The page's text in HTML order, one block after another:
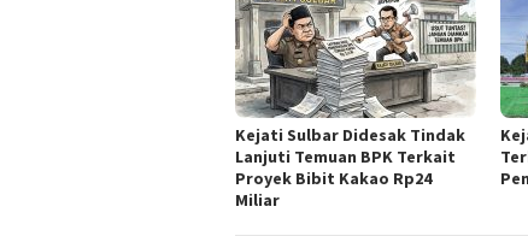
Kejati Sulbar Didesak Tindak
Lanjuti Temuan BPK Terkait
Proyek Bibit Kakao Rp24
Miliar